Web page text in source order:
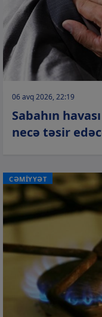
06 avq 2026, 22:19
Sabahın
necə təsir
CƏMİYYƏT